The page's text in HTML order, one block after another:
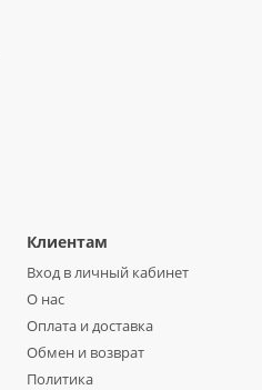
Клиентам
Вход в личный кабинет
О нас
Оплата и доставка
Обмен и возврат
Политика